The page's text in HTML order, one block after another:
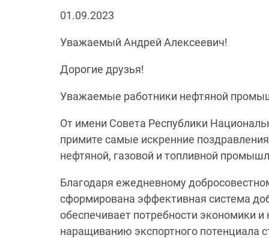
01.09.2023
Уважаемый Андрей Алексеевич!
Дорогие друзья!
Уважаемые работники нефтяной
От имени Совета Республики
примите самые искренние
нефтяной, газовой и топливной
Благодаря ежедневному
сформирована эффективная система
обеспечивает потребности экономики и
наращиванию экспортного потенциала